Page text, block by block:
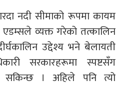
नदी सीमाको रूपमा कायम
व्यक्त गरेको तत्कालिन
उद्देश्य भने बेलायती
सरकारहरूमा स्पष्टसँग
सकिन्छ । अहिले पनि त्यो